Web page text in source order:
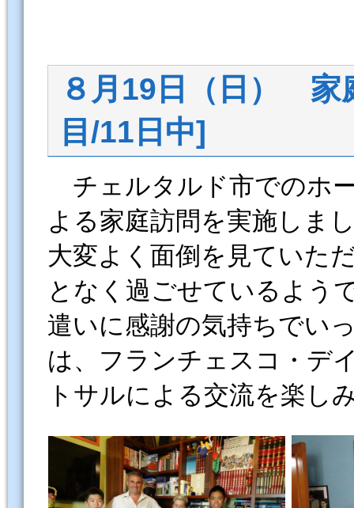
８月19日（日） 家
目/11日中]
チェルタルド市でのホ
よる家庭訪問を実施しま
大変よく面倒を見ていた
となく過ごせているよう
遣いに感謝の気持ちでい
は、フランチェスコ・デ
トサルによる交流を楽し